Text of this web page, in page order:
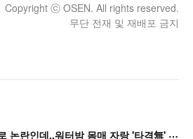
Copyright ⓒ OSEN. All rights reserved.
무단 전재 및 재배포 금지
비
비, 성행위 연상 안무로 논란인데..워터밤 몸매 자랑 '타격無' 근황